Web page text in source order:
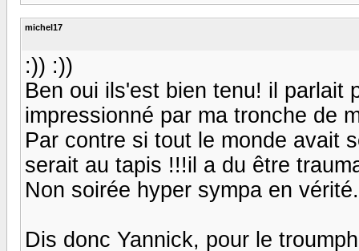
michel17
:)) :))
Ben oui ils'est bien tenu! il parlait
impressionné par ma tronche de
Par contre si tout le monde avait
serait au tapis !!!il a du être
Non soirée hyper sympa en
Dis donc Yannick, pour le